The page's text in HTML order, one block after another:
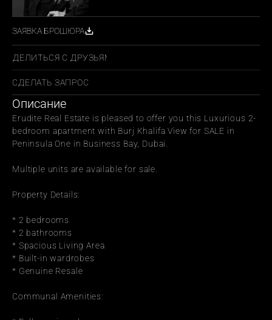
ЗАЯВКА БРОШЮРА
ПОДЕЛИТЬСЯ С ДРУЗЬЯМИ
СДЕЛАТЬ ЗАПРОС
Описание
Erudite Real Estate is pleased to offer you this Luxurious 2-
bedroom apartment with Burj Khalifa View for SALE in
Peninsula One in Business Bay, Dubai.
Multiple units are available for sale.
Property Details:
* 2 bedrooms
* 2 bathrooms
* Spacious Living Area
* Built-in wardrobes
* Genuine Resale
Communal Amenities: